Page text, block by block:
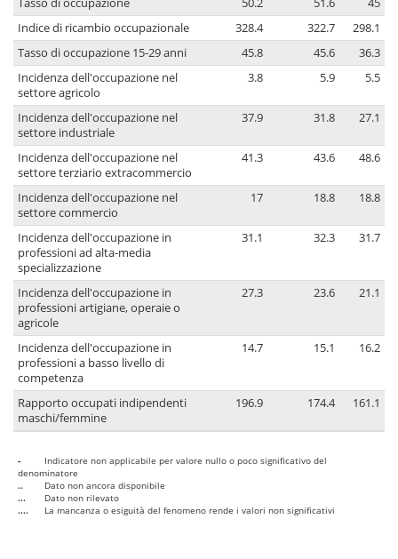
Tasso di occupazione
50.2 51.6
45
Indice di ricambio occupazionale
328.4 322.7
298.1
Tasso di occupazione 15-29 anni
45.8 45.6
36.3
Incidenza dell'occupazione nel
settore agricolo
3.8 5.9 5.5
Incidenza dell'occupazione nel
settore industriale
37.9 31.8 27.1
Incidenza dell'occupazione nel
settore terziario extracommercio
41.3 43.6 48.6
Incidenza dell'occupazione nel
settore commercio
17 18.8 18.8
Incidenza dell'occupazione in
professioni ad alta-media
specializzazione
31.1 32.3 31.7
Incidenza dell'occupazione in
professioni artigiane, operaie o
agricole
27.3 23.6 21.1
Incidenza dell'occupazione in
professioni a basso livello di
competenza
14.7 15.1 16.2
Rapporto occupati indipendenti
maschi/femmine
196.9 174.4 161.1
-
Indicatore non applicabile per valore nullo o poco significativo del
denominatore
..
Dato non ancora disponibile
...
Dato non rilevato
....
La mancanza o esiguità del fenomeno rende i valori non significativi